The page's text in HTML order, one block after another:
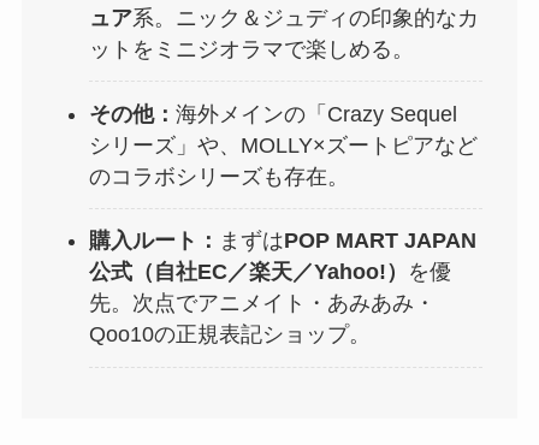
ュア系。ニック＆ジュディの印象的なカ
ットをミニジオラマで楽しめる。
その他： 海外メインの「Crazy Sequel
シリーズ」や、MOLLY×ズートピアなど
のコラボシリーズも存在。
購入ルート： まずはPOP MART JAPAN
公式（自社EC／楽天／Yahoo!）
を優
先。次点でアニメイト・あみあみ・
Qoo10の正規表記ショップ。